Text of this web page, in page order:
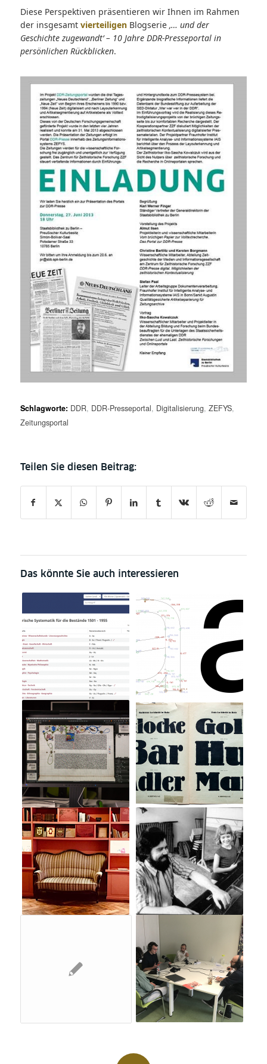
Diese Perspektiven präsentieren wir Ihnen im Rahmen
der insgesamt vierteiligenBlogserie ‚… und der
Geschichte zugewandt‘ – 10 Jahre DDR-Presseportal in
persönlichen Rückblicken.
Schlagworte: DDR, DDR-Presseportal, Digitalisierung, ZEFYS,
Zeitungsportal
Das könnte Sie auch interessieren